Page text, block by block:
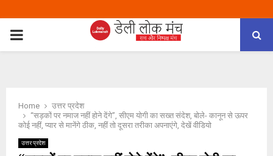
PRIMARY
Home
उत्तर प्रदेश
“सड़कों पर नमाज नहीं होने देंगे”, सीएम योगी का सख्त संदेश, बोले- कानून से ऊपर
कोई नहीं, प्यार से मानेंगे ठीक, नहीं तो दूसरा तरीका अपनाएंगे, देखें वीडियो
उत्तर प्रदेश